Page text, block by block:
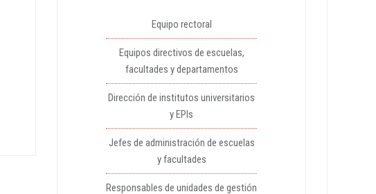
Equipo rectoral
Equipos directivos de escuelas,
facultades y departamentos
Dirección de institutos universitarios
y EPIs
Jefes de administración de escuelas
y facultades
Responsables de unidades de gestión